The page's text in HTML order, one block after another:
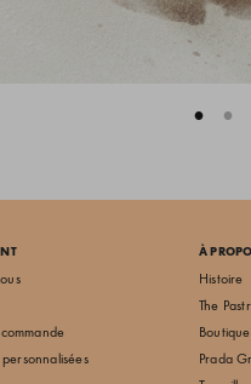
À
Histoire
The
Prada